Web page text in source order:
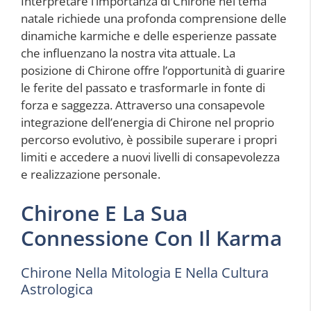
natale richiede una profonda comprensione delle
dinamiche karmiche e delle esperienze passate
che influenzano la nostra vita attuale. La
posizione di Chirone offre l’opportunità di guarire
le ferite del passato e trasformarle in fonte di
forza e saggezza. Attraverso una consapevole
integrazione dell’energia di Chirone nel proprio
percorso evolutivo, è possibile superare i propri
limiti e accedere a nuovi livelli di consapevolezza
e realizzazione personale.
Chirone E La Sua
Connessione Con Il Karma
Chirone Nella Mitologia E Nella Cultura
Astrologica